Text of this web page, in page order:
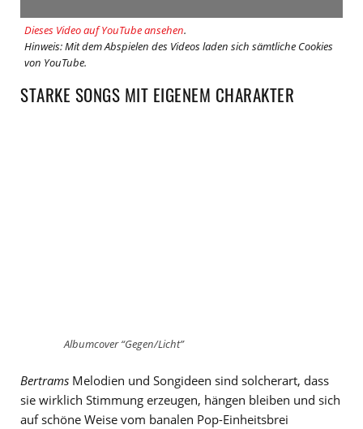
Dieses Video auf YouTube ansehen.
Hinweis: Mit dem Abspielen des Videos laden sich sämtliche Cookies
von YouTube.
STARKE SONGS MIT EIGENEM CHARAKTER
Albumcover “Gegen/Licht”
Bertrams Melodien und Songideen sind solcherart, dass
sie wirklich Stimmung erzeugen, hängen bleiben und sich
auf schöne Weise vom banalen Pop-Einheitsbrei